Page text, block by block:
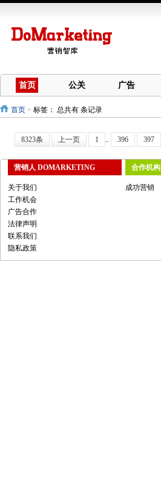
首页 公关 广告
首页 > 标签： 总共有 条记录
8323条 上一页 1 .. 396 397
营销人 DOMARKETING
关于我们
工作机会
广告合作
法律声明
联系我们
隐私政策
合作机构
成功营销